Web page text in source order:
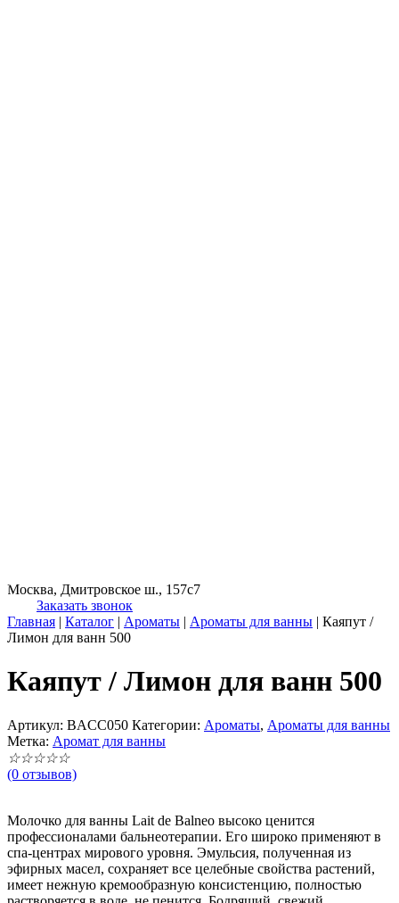
Москва, Дмитровское ш., 157с7
Заказать звонок
Главная | Каталог | Ароматы | Ароматы для ванны | Каяпут /
Лимон для ванн 500
Каяпут / Лимон для ванн 500
Артикул: BACC050 Категории: Ароматы, Ароматы для ванны
Метка: Аромат для ванны
☆☆☆☆☆
(0 отзывов)
Молочко для ванны Lait de Balneo высоко ценится
профессионалами бальнеотерапии. Его широко применяют в
спа-центрах мирового уровня. Эмульсия, полученная из
эфирных масел, сохраняет все целебные свойства растений,
имеет нежную кремообразную консистенцию, полностью